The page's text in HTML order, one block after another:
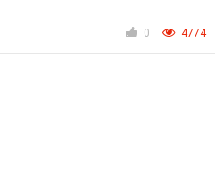
0 4774